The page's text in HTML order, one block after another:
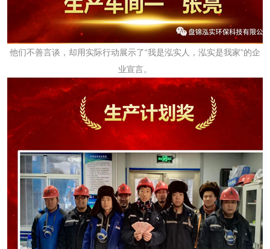
他们不善言谈，却用实际行动展示了“我是泓实人，泓实是我家”的企
业宣言。